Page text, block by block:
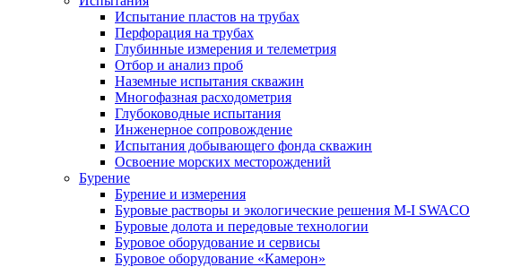
Испытание пластов на трубах
Перфорация на трубах
Глубинные измерения и телеметрия
Отбор и анализ проб
Наземные испытания скважин
Многофазная расходометрия
Глубоководные испытания
Инженерное сопровождение
Испытания добывающего фонда скважин
Освоение морских месторождений
Бурение
Бурение и измерения
Буровые растворы и экологические решения M-I SWACO
Буровые долота и передовые технологии
Буровое оборудование и сервисы
Буровое оборудование «Камерон»